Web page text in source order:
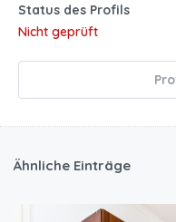
Status des Profils
Nicht geprüft
Ähnliche Einträge